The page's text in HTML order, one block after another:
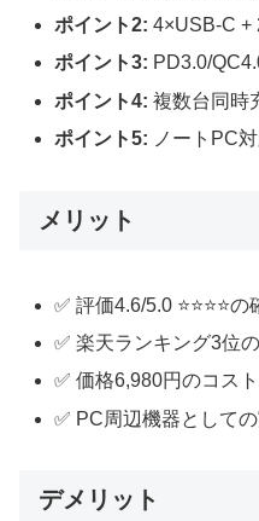
ポイント2: 4×USB-C +
ポイント3: PD3.0/
ポイント4: 複数台同時
ポイント5: ノートPC
メリット
✅ 評価4.6/5.0 ⭐⭐⭐⭐
✅ 楽天ランキング3位
✅ 価格6,980円のコス
✅ PC周辺機器として
デメリット